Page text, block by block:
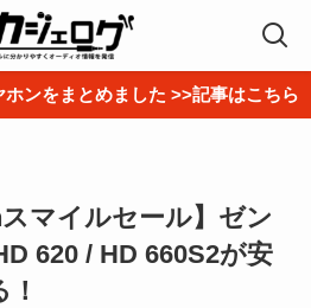
ンをまとめました >>記事はこちら
スマイルセール】ゼン
620 / HD 660S2が安